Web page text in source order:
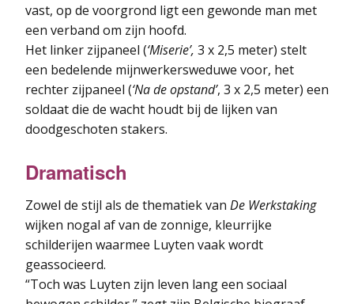
vast, op de voorgrond ligt een gewonde man met
een verband om zijn hoofd.
Het linker zijpaneel (‘Miserie’, 3 x 2,5 meter) stelt
een bedelende mijnwerkersweduwe voor, het
rechter zijpaneel (‘Na de opstand’, 3 x 2,5 meter) een
soldaat die de wacht houdt bij de lijken van
doodgeschoten stakers.
Dramatisch
Zowel de stijl als de thematiek van De Werkstaking
wijken nogal af van de zonnige, kleurrijke
schilderijen waarmee Luyten vaak wordt
geassocieerd.
“Toch was Luyten zijn leven lang een sociaal